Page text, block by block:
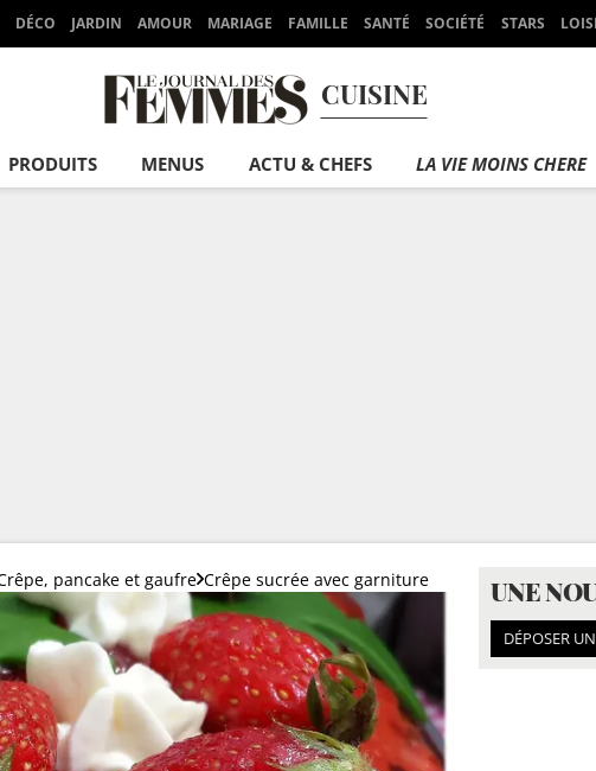
DÉCO JARDIN AMOUR MARIAGE FAMILLE SANTÉ SOCIÉTÉ STARS
CUISINE
PRODUITS MENUS ACTU & CHEFS LA VIE MOINS CHERE
pancake et gaufre Crêpe sucrée avec garniture UNE
DÉPOSER